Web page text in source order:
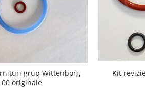
grup Wittenborg
originale
Kit